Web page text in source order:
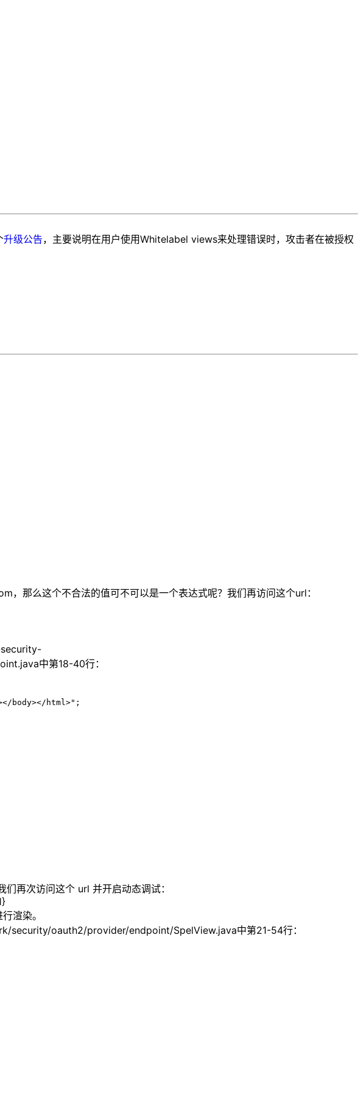
升级公告，主要说明在用户使用Whitelabel views来处理错误时，攻击者在被授权
那么这个不合法的值可不可以是一个表达式呢？我们再访问这个url：
security-
中第18-40行：
body></html>";
再次访问这个 url 并开启动态调试：
渲染。
oauth2/provider/endpoint/SpelView.java中第21-54行：